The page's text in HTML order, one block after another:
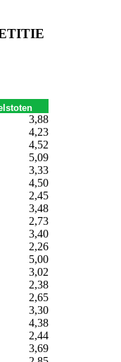
3,88
4,23
4,52
5,09
3,33
4,50
2,45
3,48
2,73
3,40
2,26
5,00
3,02
2,38
2,65
3,30
4,38
2,44
3,69